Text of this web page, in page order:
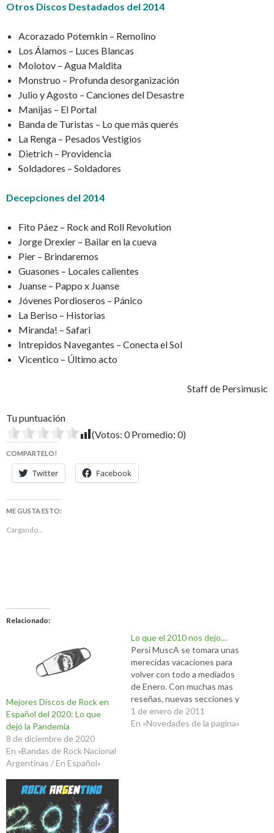
Otros Discos Destadados del 2014
Acorazado Potemkin – Remolino
Los Álamos – Luces Blancas
Molotov – Agua Maldita
Monstruo – Profunda desorganización
Julio y Agosto – Canciones del Desastre
Manijas – El Portal
Banda de Turistas – Lo que más querés
La Renga – Pesados Vestigios
Dietrich – Providencia
Soldadores – Soldadores
Decepciones del 2014
Fito Páez – Rock and Roll Revolution
Jorge Drexler – Bailar en la cueva
Pier – Brindaremos
Guasones – Locales calientes
Juanse – Pappo x Juanse
Jóvenes Pordioseros – Pánico
La Beriso – Historias
Miranda! – Safari
Intrepidos Navegantes – Conecta el Sol
Vicentico – Último acto
Staff de Persimusic
Tu puntuación
(Votos: 0Promedio: 0)
COMPARTELO!
Twitter Facebook
ME GUSTA ESTO:
Cargando...
Relacionado
Mejores Discos de Rock en
Español del 2020: Lo que
dejó la Pandemia
8 de diciembre de 2020
En «Bandas de Rock Nacional
Argentinas / En Español»
Lo que el 2010 nos dejo…
Persi MuscA se tomara unas
merecidas vacaciones para
volver con todo a mediados
de Enero. Con muchas mas
reseñas, nuevas secciones y
mucho mas. El 2011 es un
año esperado y se anuncia el
1 de enero de 2011
En «Novedades de la pagina»